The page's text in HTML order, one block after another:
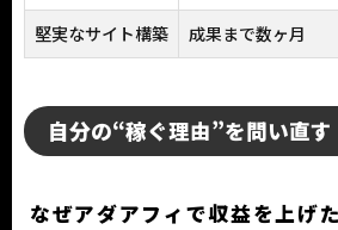
堅実なサイト構築
成果まで数ヶ月
自分の“稼ぐ理由”を問い直す
なぜアダアフィで収益を上げ